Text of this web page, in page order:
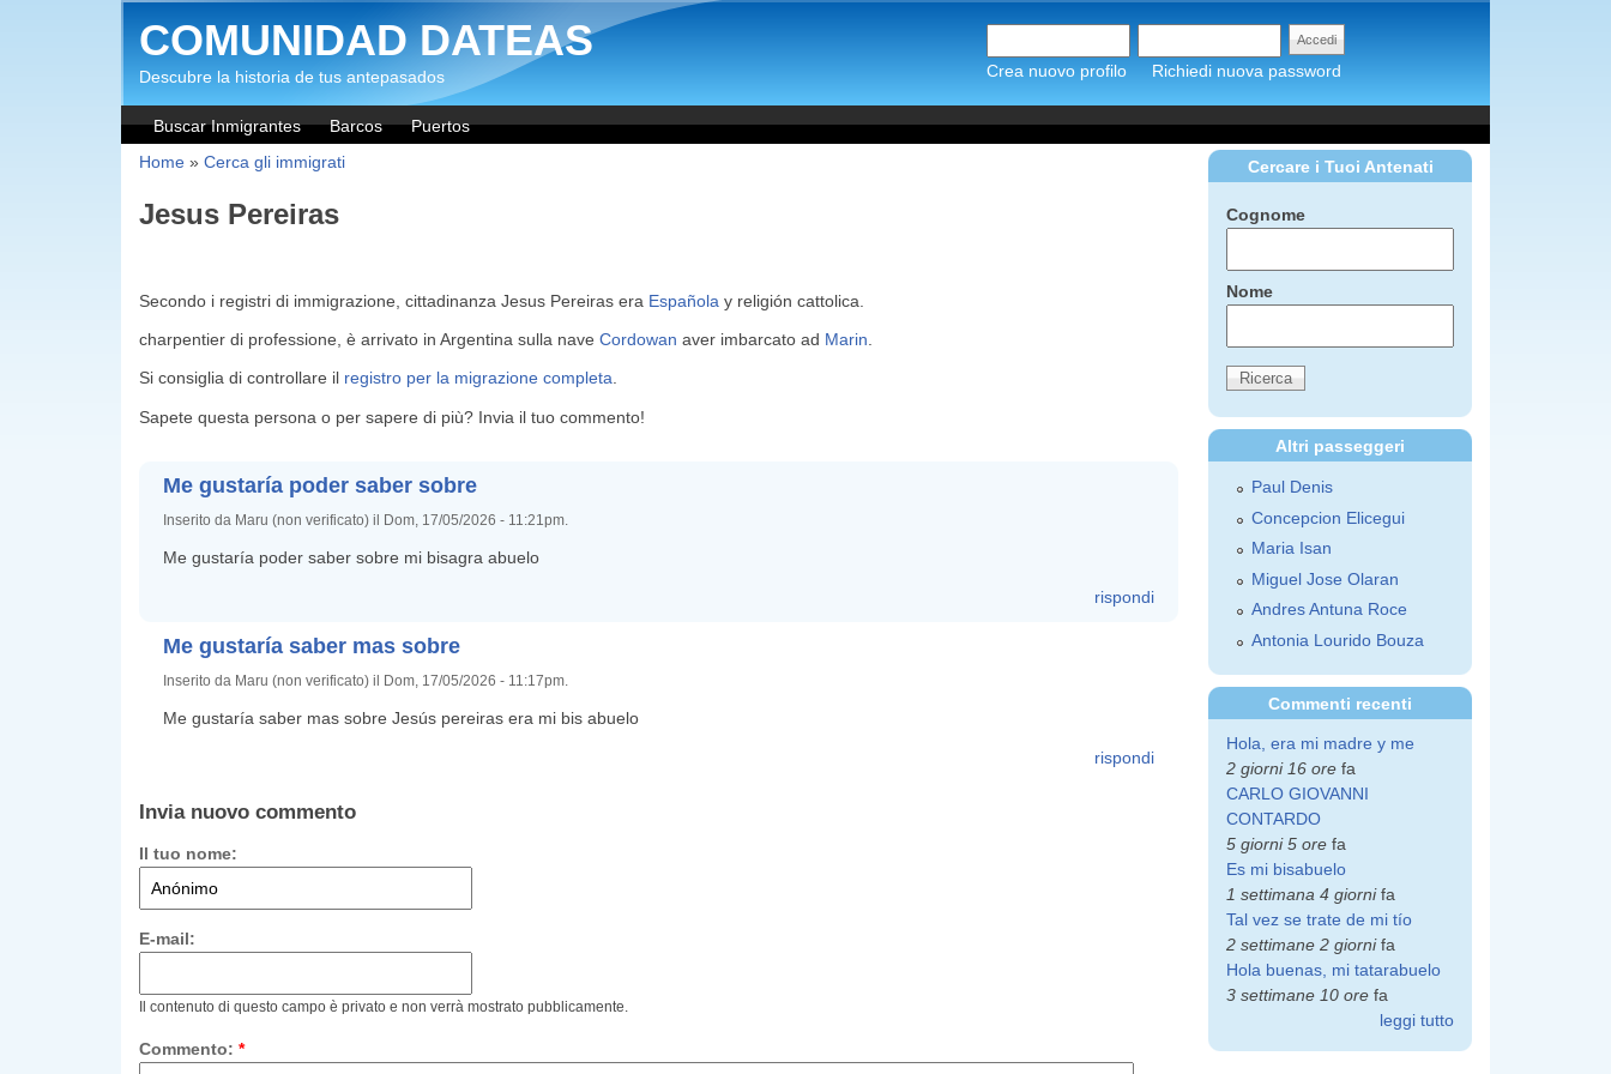
Salta al contenuto principale
Crea nuovo profilo Richiedi nuova password
COMUNIDAD DATEAS
Descubre la historia de tus antepasados
Buscar Inmigrantes Barcos
Puertos
Home» Cerca gli immigrati
Jesus Pereiras
Secondo i registri di immigrazione, cittadinanza Jesus Pereiras era Española y religión cattolica.
charpentier di professione, è arrivato in Argentina sulla nave Cordowan aver imbarcato ad Marin.
Si consiglia di controllare il registro per la migrazione completa.
Sapete questa persona o per sapere di più? Invia il tuo commento!
Me gustaría poder saber sobre
Inserito da Maru (non verificato) il Dom, 17/05/2026 - 11:21pm.
Me gustaría poder saber sobre mi bisagra abuelo
rispondi
Me gustaría saber mas sobre
Inserito da Maru (non verificato) il Dom, 17/05/2026 - 11:17pm.
Me gustaría saber mas sobre Jesús pereiras era mi bis abuelo
rispondi
Invia nuovo commento
Il tuo nome:
E-mail:
Il contenuto di questo campo è privato e non verrà mostrato pubblicamente.
Commento: *
Cercare i Tuoi Antenati
Cognome
Nome
Altri passeggeri
Paul Denis
Concepcion Elicegui
Maria Isan
Miguel Jose Olaran
Andres Antuna Roce
Antonia Lourido Bouza
Commenti recenti
Hola, era mi madre y me
2 giorni 16 ore fa
CARLO GIOVANNI
CONTARDO
5 giorni 5 ore fa
Es mi bisabuelo
1 settimana 4 giornifa
Tal vez se trate de mi tío
2 settimane 2 giornifa
Hola buenas, mi tatarabuelo
3 settimane 10 ore fa
leggi tutto